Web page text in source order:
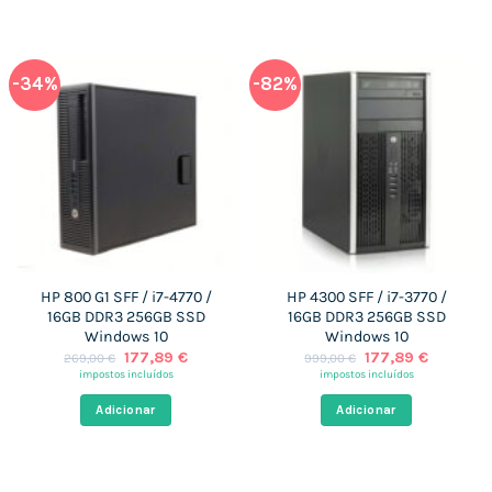
-34%
HP 800 G1 SFF / i7-4770 /
16GB DDR3 256GB SSD
Windows 10
269,00€ O
preço
era:
269,00 €.
177,89 €O
impostos incluídos
Adicionar
-82%
HP 4300 SFF / i7-3770 /
16GB DDR3 256GB SSD
Windows 10
999,00€ O
preço
era:
999,00 €.
177,89 €O
impostos incluídos
Adicionar